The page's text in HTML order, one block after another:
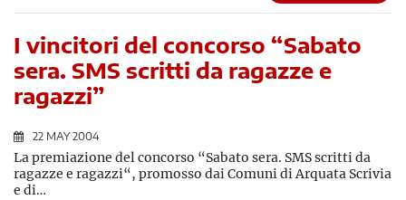
I vincitori del concorso “Sabato
sera. SMS scritti da ragazze e
ragazzi”
22 MAY 2004
La premiazione del concorso “Sabato sera. SMS scritti da
ragazze e ragazzi“, promosso dai Comuni di Arquata Scrivia
e di…